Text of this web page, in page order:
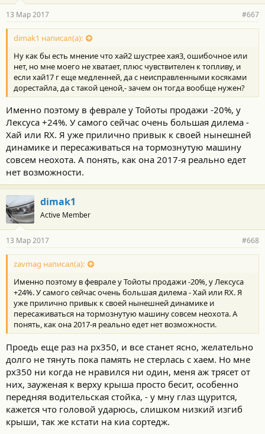
13 Мар 2017 #667
dimak1 написал(а):
Ну как бы есть мнение что хай2 шустрее хая3, ошибочное или
нет, но мне моего не хватает, плюс чувствителен к топливу, и
если хай17 г еще медленней, да с неисправленными косяками
дорестайла, да с такой ценой,- зачем он тогда вообще нужен?
Именно поэтому в феврале у Тойоты продажи -20%, у
Лексуса +24%. У самого сейчас очень большая дилема -
Хай или RX. Я уже прилично привык к своей нынешней
динамике и пересаживаться на тормознутую машину
совсем неохота. А понять, как она 2017-я реально едет
нет возможности.
dimak1
Active Member
13 Мар 2017 #668
zavmag написал(а):
Именно поэтому в феврале у Тойоты продажи -20%, у Лексуса
+24%. У самого сейчас очень большая дилема - Хай или RX. Я
уже прилично привык к своей нынешней динамике и
пересаживаться на тормознутую машину совсем неохота. А
понять, как она 2017-я реально едет нет возможности.
Проедь еще раз на рх350, и все станет ясно, желательно
долго не тянуть пока память не стерлась с хаем. Но мне
рх350 ни когда не нравился ни один, меня аж трясет от
них, зауженая к верху крыша просто бесит, особенно
передняя водительская стойка, - у мну глаз щурится,
кажется что головой ударюсь, слишком низкий изгиб
крыши, так же кстати на киа сортедж.